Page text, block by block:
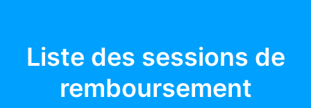
Liste des sessions de
remboursement